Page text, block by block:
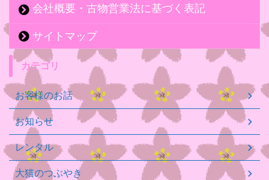
会社概要・古物営業法に基づく表記
サイトマップ
カテゴリ
お客様のお話
お知らせ
レンタル
大猫のつぶやき